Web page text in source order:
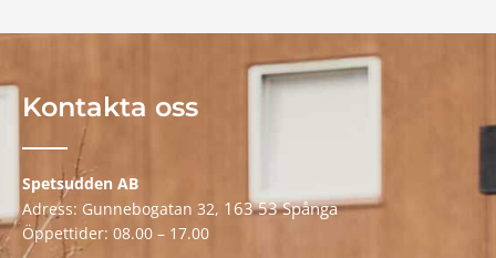
Kontakta oss
Spetsudden AB
Adress: Gunnebogatan 32, 163 53 Spånga
Öppettider: 08.00 – 17.00